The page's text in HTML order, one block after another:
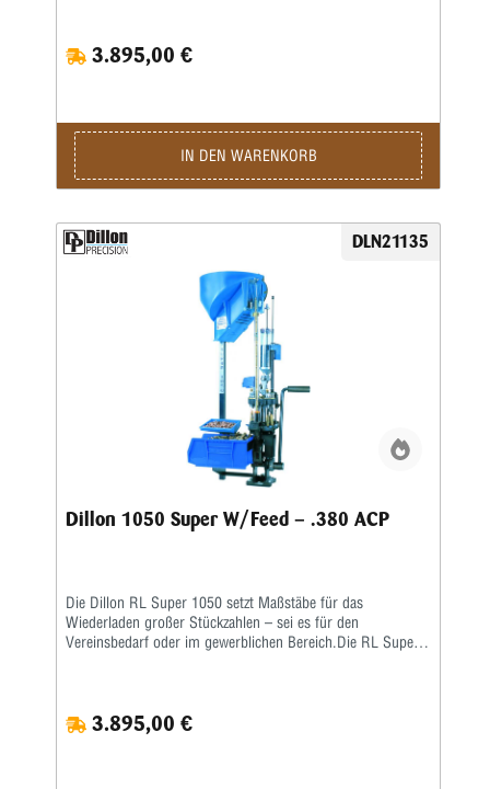
Hebelübersetzung modifiziert, sodass ein noch leichteres
Arbeiten möglich ist. Die ausgereifte und in der Praxis
ausgezeichneter Qualität der produzierten Patrone.Sie sind
nur noch für das Aufsetzen des Geschosses und für die
Betätigung des Hebels zuständig, den Rest übernimmt diese
halbautomatische Presse.Die Station umfasst folgende
Automatisch arbeitendes Pulverfüllgerät • Elektrischer
Hülsenfüllmechanismus für ein automatisches Ausrichten
und Zuführen der Hülsen • Zündhütchenzuführung small
3.895,00 €
IN DEN WARENKORB
DLN21135
Dillon 1050 Super W/Feed – .380 ACP
Die Dillon RL Super 1050 setzt Maßstäbe für das
Wiederladen großer Stückzahlen – sei es für den
Vereinsbedarf oder im gewerblichen Bereich.Die RL Super
Hebelübersetzung modifiziert, sodass ein noch leichteres
Arbeiten möglich ist. Die ausgereifte und in der Praxis
3.895,00 €